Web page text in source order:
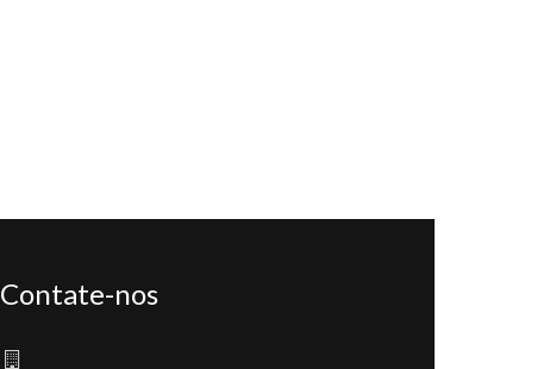
Contate-nos